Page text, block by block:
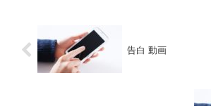
告白 動画